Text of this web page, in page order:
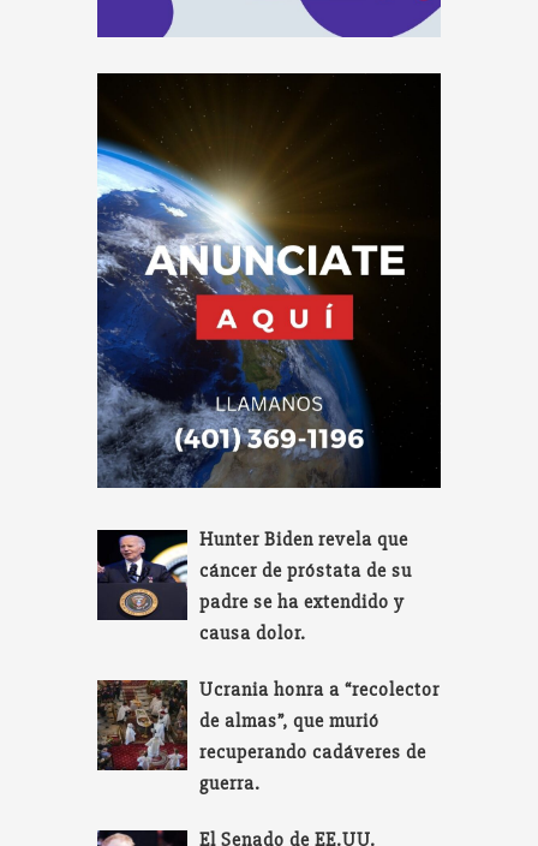
Hunter Biden revela que
cáncer de próstata de su
padre se ha extendido y
causa dolor.
Ucrania honra a “recolector
de almas”, que murió
recuperando cadáveres de
guerra.
El Senado de EE.UU.